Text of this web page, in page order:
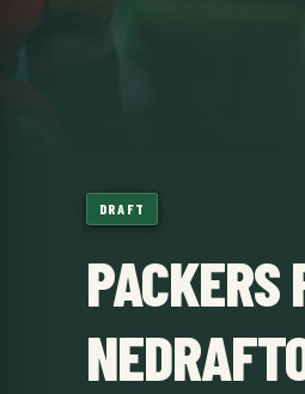
DRAFT
PACKERS